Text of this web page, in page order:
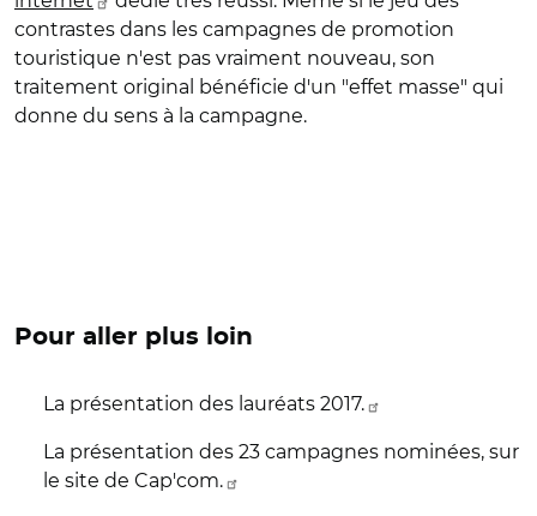
contrastes dans les campagnes de promotion
touristique n'est pas vraiment nouveau, son
traitement original bénéficie d'un "effet masse" qui
donne du sens à la campagne.
Pour aller plus loin
La présentation des lauréats 2017.
La présentation des 23 campagnes nominées, sur
le site de Cap'com.